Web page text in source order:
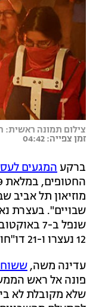
צילום תמונה ראשית:
זמן צפייה: 04:42
ברקע המגעים
מוזיאון תל אביב
שבויים". בעצרת
שנפל ב-
12 נעצרו ו-21 דו"חות בסך 1000 ש"ח נרשמו בשל הפרעה לתנועה וחסימת צירים.
עדינה משה,
שלא מקובלת לא